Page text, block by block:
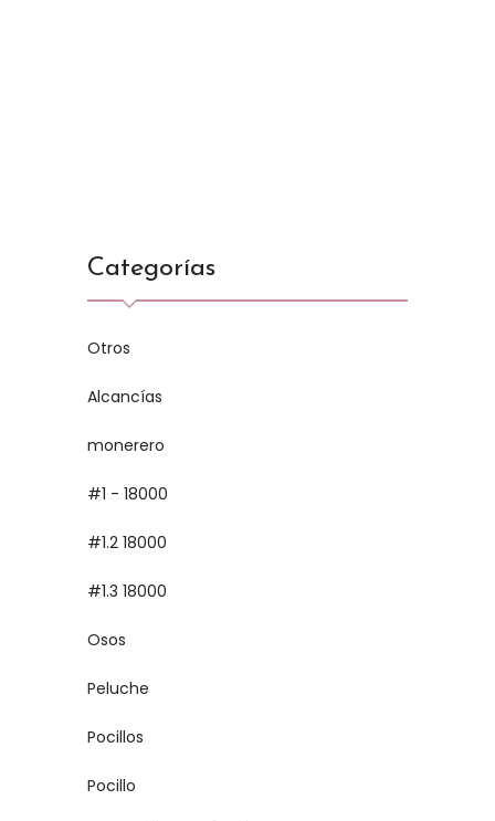
Categorías
Otros
Alcancías
monerero
#1 - 18000
#1.2 18000
#1.3 18000
Osos
Peluche
Pocillos
Pocillo